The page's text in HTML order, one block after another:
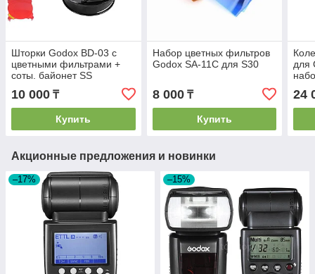
Шторки Godox BD-03 с
цветными фильтрами +
соты. байонет SS
10 000 ₸
Купить
Набор цветных фильтров
Godox SA-11C для S30
8 000₸
Купить
для
24
Акционные предложения и новинки
–17% –15%